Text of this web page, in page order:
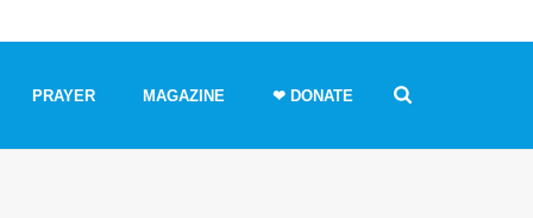
PRAYER MAGAZINE ❤ DONATE